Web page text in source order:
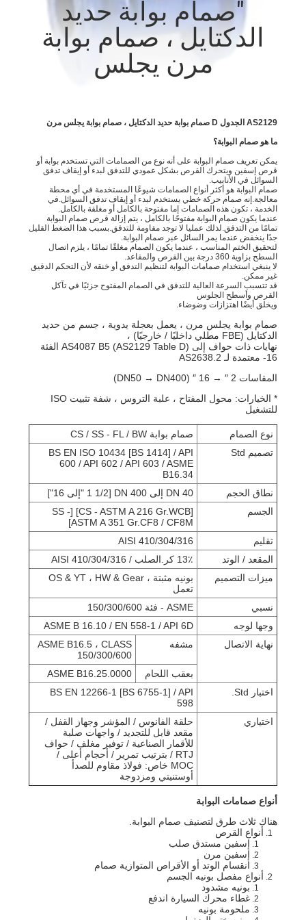
مراقبة
أخبار
اطلب
اقتباس
خريطة
الموقع
PRIVACY
POLICY
"صمام بوابة حديد
الدكتايل ، صمام بوابة
مرن يجلس
AS2129 الجدول D صمام بوابة حديد الدكتايل ، صمام بوابة يجلس مرن
ما هو صمام البوابة؟
يمكن تعريف صمام البوابة على أنه نوع من الصمامات التي تستخدم بوابة أو
قرص إسفين ويتحرك القرص بشكل عمودي للتدفق لبدء أو إيقاف تدفق
السوائل في الأنابيب.
صمام البوابة هو أكثر أنواع الصمامات شيوعًا المستخدمة في أي محطة
معالجة.إنه صمام حركة خطي يستخدم لبدء أو إيقاف تدفق السوائل.في
الخدمة ، تكون هذه الصمامات إما مفتوحة بالكامل أو مغلقة بالكامل.
عندما يكون صمام البوابة مفتوحًا بالكامل ، يتم إزالة قرص صمام البوابة
تمامًا من التدفق.لذلك عمليا لا توجد مقاومة للتدفق.بسبب هذا الضغط القليل
جدًا ينخفض ​​عندما يمر السائل عبر صمام البوابة.
لتحقيق الختم المناسب ، عندما يكون الصمام مغلقًا تمامًا ، يلزم اتصال
السطح بزاوية 360 درجة بين القرص والمقاعد.
لا ينبغي استخدام صمامات البوابة لتنظيم التدفق أو خنقه لأن التحكم الدقيق
غير ممكن.
قد تتسبب السرعة العالية للتدفق في الصمام المفتوح جزئيًا في تآكل
القرص وأسطح الجلوس
ويخلق أيضًا اهتزازات وضوضاء.
صمام بوابة يجلس مرن ، يعمل بعجلة يدوية ، جسم من حديد
الدكتايل (FBE مطلي داخليًا / خارجيًا) ،
نهايات ذات حواف إلى AS4087 B5 (AS2129 Table D) الفئة
16- معتمدة لـ AS2638.2
المقاسات 2 ″ → 16 ″ (DN50 → DN400)
* الخيارات: محول المفتاح ، علبة التروس ، شفة تثبيت ISO
للتشغيل
نوع الصمام
صمام بوابة CS / SS - FL / BW
تصميم Std
BS EN ISO 10434 [BS 1414] / API
600 / API 602 / API 603 / ASME
B16.34
نطاق الحجم
40 DN إلى 400 DN [1 1/2 "إلى 16"]
الجسم
[CS - ASTM A 216 Gr.WCB] [SS -
ASTM A 351 Gr.CF8 / CF8M]
تقليم
AISI 410/304/316
المقعد / الوتد
13٪ كر.الصلب / AISI 410/304/316
ميزات التصميم
بونيه مثبتة ، OS & YT ، HW & Gear
تعمل
نسبي
ASME - فئة 150/300/600
وجها لوجه
ASME B 16.10 / EN 558-1 / API 6D
نهاية الاتصال
مشفه
ASME B16.5 ، CLASS
150/300/600
بعقب اللحام
ASME B16.25.0000
اختبار Std.
BS EN 12266-1 [BS 6755-1] / API
598
اختياري
حلقة الفانوس / المؤشر وجهاز القفل /
مقعد قابل للتجديد / واجهات صلبة
للأقمار الصناعية / توفير مغلف / حواف
RTJ / بترتيب تمرير / أحجام أعلى /
MOC خاص: فولاذ مقاوم للصدأ
أوستنيتي ومزدوجة
أنواع صمامات البوابة
هناك ثلاث طرق لتصنيف صمام البوابة.
أنواع القرص
إسفين مستدق صلب
إسفين مرن
انقسام الوتد أو الأقراص المتوازية صمام
أنواع مفصل بونيه الجسم
بونيه مشدود
غطاء محرك السيارة اندفع
ملحومة بونيه